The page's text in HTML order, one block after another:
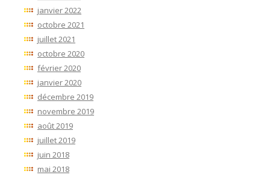
janvier 2022
octobre 2021
juillet 2021
octobre 2020
février 2020
janvier 2020
décembre 2019
novembre 2019
août 2019
juillet 2019
juin 2018
mai 2018